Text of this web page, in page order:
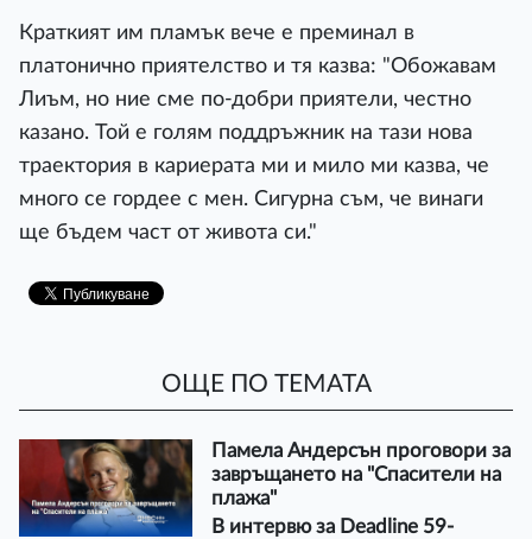
Краткият им пламък вече е преминал в
платонично приятелство и тя казва: "Обожавам
Лиъм, но ние сме по-добри приятели, честно
казано. Той е голям поддръжник на тази нова
траектория в кариерата ми и мило ми казва, че
много се гордее с мен. Сигурна съм, че винаги
ще бъдем част от живота си."
ОЩЕ ПО ТЕМАТА
Памела Андерсън проговори за
завръщането на "Спасители на
плажа"
В интервю за Deadline 59-